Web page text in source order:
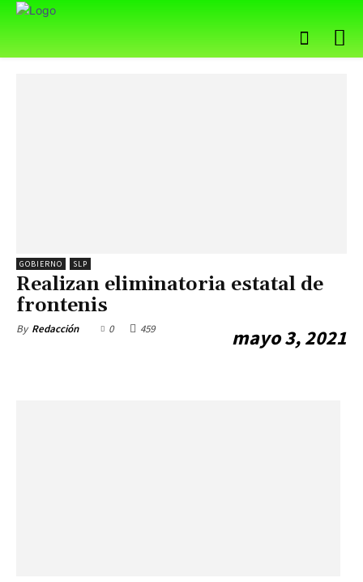
GOBIERNO SLP
Realizan eliminatoria estatal de
frontenis
By Redacción mayo 3, 2021
0 459